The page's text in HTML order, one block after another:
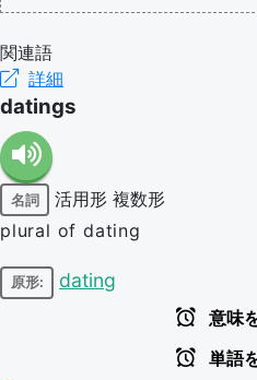
関連語
詳細
datings
名詞 活用形 複数形
plural of dating
原形: dating
意味
単語